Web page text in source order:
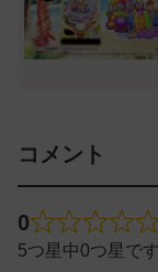
コメント
0
5つ星中0つ星で